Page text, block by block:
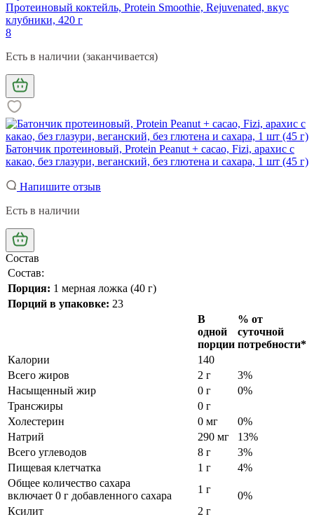
Протеиновый коктейль, Protein Smoothie, Rejuvenated, вкус
клубники, 420 г
8
Есть в наличии (заканчивается)
Батончик протеиновый, Protein Peanut + cacao, Fizi, арахис с
какао, без глазури, веганский, без глютена и сахара, 1 шт (45 г)
Напишите отзыв
Есть в наличии
Состав
Состав:
Порция: 1 мерная ложка (40 г)
Порций в упаковке: 23
В
одной
порции
% от
суточной
потребности*
Калории
140
Всего жиров
2 г
3%
Насыщенный жир
0 г
0%
Трансжиры
0 г
Холестерин
0 мг
0%
Натрий
290 мг
13%
Всего углеводов
8 г
3%
Пищевая клетчатка
1 г
4%
Общее количество сахара
включает 0 г добавленного сахара
1 г
0%
Ксилит
2 г